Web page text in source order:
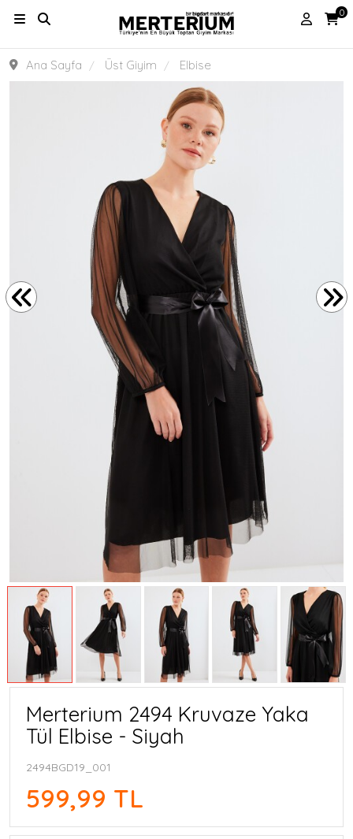
0
Ana Sayfa Üst Giyim Elbise
Merterium 2494 Kruvaze Yaka
Tül Elbise - Siyah
2494BGD19_001
599,99 TL